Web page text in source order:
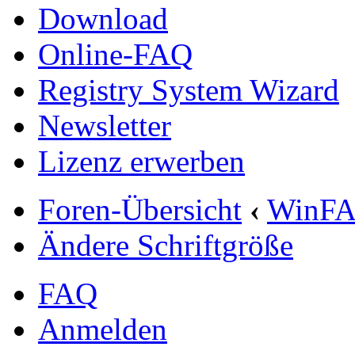
Download
Online-FAQ
Registry System Wizard
Newsletter
Lizenz erwerben
Foren-Übersicht ‹
Ändere Schriftgröße
FAQ
Anmelden